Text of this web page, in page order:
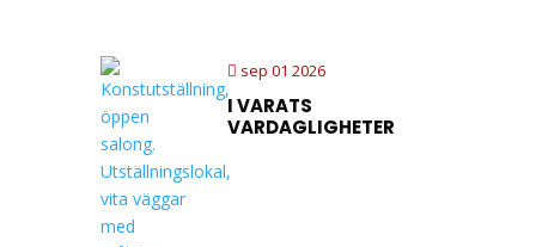
sep 01 2026
I VARATS
VARDAGLIGHETER